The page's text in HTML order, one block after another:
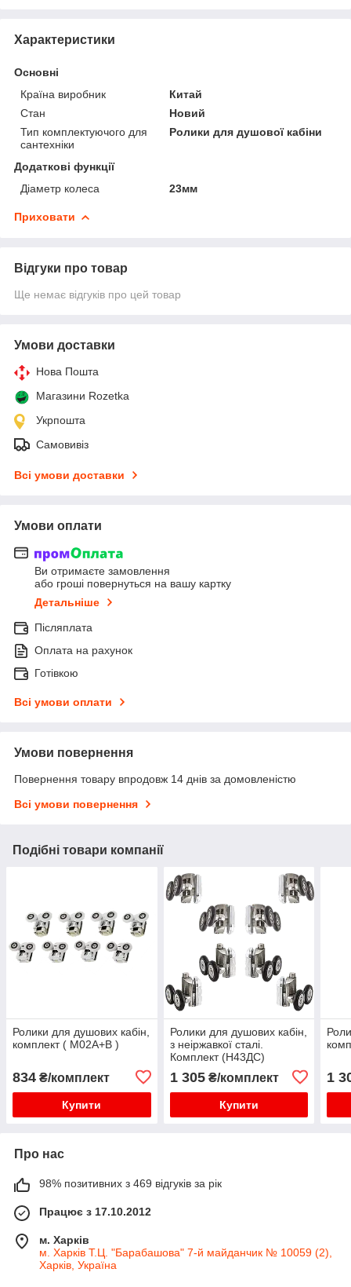
Характеристики
Основні
Країна виробник
Китай
Стан
Новий
Тип комплектуючого для
сантехніки
Ролики для душової кабіни
Додаткові функції
Діаметр колеса
23мм
Приховати
Відгуки про товар
Ще немає відгуків про цей товар
Умови доставки
Нова Пошта
Магазини Rozetka
Укрпошта
Самовивіз
Всі умови доставки
Умови оплати
Ви отримаєте замовлення
або гроші повернуться на вашу картку
Детальніше
Післяплата
Оплата на рахунок
Готівкою
Всі умови оплати
Умови повернення
Повернення товару впродовж 14 днів за домовленістю
Всі умови повернення
Подібні товари компанії
Ролики для душових кабін,
комплект ( М02А+B )
834 ₴/комплект
Купити
Ролики для душових кабін,
з неіржавкої сталі.
Комплект (Н43ДС)
1 305₴/комплект
Купити
1
Про нас
98% позитивних з 469 відгуків за рік
Працює з 17.10.2012
м. Харків
м. Харків Т.Ц. "Барабашова" 7-й майданчик № 10059 (2),
Харків, Україна